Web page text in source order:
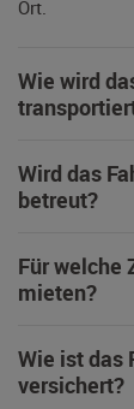
Ort.
Wie wird
Wird das
betreut?
Für welche
mieten?
Wie ist das
versichert?